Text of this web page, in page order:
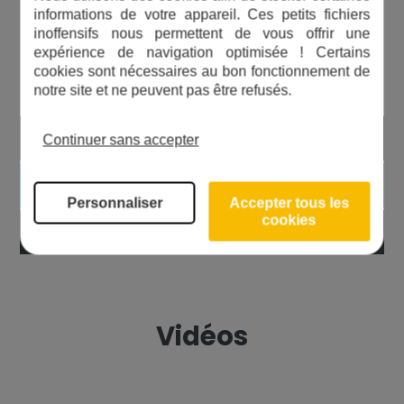
Les avantages du produit
Simple à installer
Efficace
Excellent rapport qualité/prix
Vidéos
informations de votre appareil. Ces petits fichiers
inoffensifs nous permettent de vous offrir une
expérience de navigation optimisée ! Certains
cookies sont nécessaires au bon fonctionnement de
notre site et ne peuvent pas être refusés.
Continuer sans accepter
Personnaliser
Accepter tous les
cookies